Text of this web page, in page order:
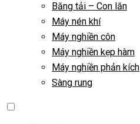
Băng tải – Con lăn
Máy nén khí
Máy nghiền côn
Máy nghiền kẹp hàm
Máy nghiền phản kích
Sàng rung